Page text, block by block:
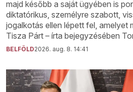
majd később a saját ügyében is
diktatórikus, személyre szabott,
jogalkotás ellen lépett fel, amelyet
Tisza Párt – írta bejegyzésében
BELFÖLD2026. aug. 8. 14:41